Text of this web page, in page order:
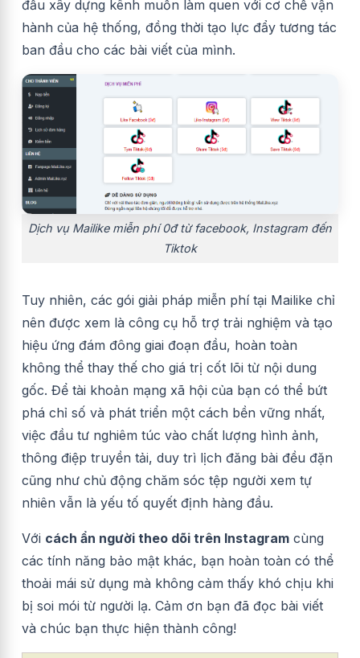
đầu xây dựng kênh muốn làm quen với cơ chế vận
hành của hệ thống, đồng thời tạo lực đẩy tương tác
ban đầu cho các bài viết của mình.
Dịch vụ Mailike miễn phí 0đ từ facebook, Instagram đến
Tiktok
Tuy nhiên, các gói giải pháp miễn phí tại Mailike chỉ
nên được xem là công cụ hỗ trợ trải nghiệm và tạo
hiệu ứng đám đông giai đoạn đầu, hoàn toàn
không thể thay thế cho giá trị cốt lõi từ nội dung
gốc. Để tài khoản mạng xã hội của bạn có thể bứt
phá chỉ số và phát triển một cách bền vững nhất,
việc đầu tư nghiêm túc vào chất lượng hình ảnh,
thông điệp truyền tải, duy trì lịch đăng bài đều đặn
cũng như chủ động chăm sóc tệp người xem tự
nhiên vẫn là yếu tố quyết định hàng đầu.
Với cách ẩn người theo dõi trên Instagram cùng
các tính năng bảo mật khác, bạn hoàn toàn có thể
thoải mái sử dụng mà không cảm thấy khó chịu khi
bị soi mói từ người lạ. Cảm ơn bạn đã đọc bài viết
và chúc bạn thực hiện thành công!